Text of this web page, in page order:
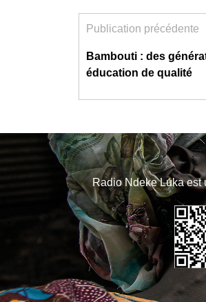
Publication précédente
Bambouti : des
éducation de qualité
Radio Ndeke Luka